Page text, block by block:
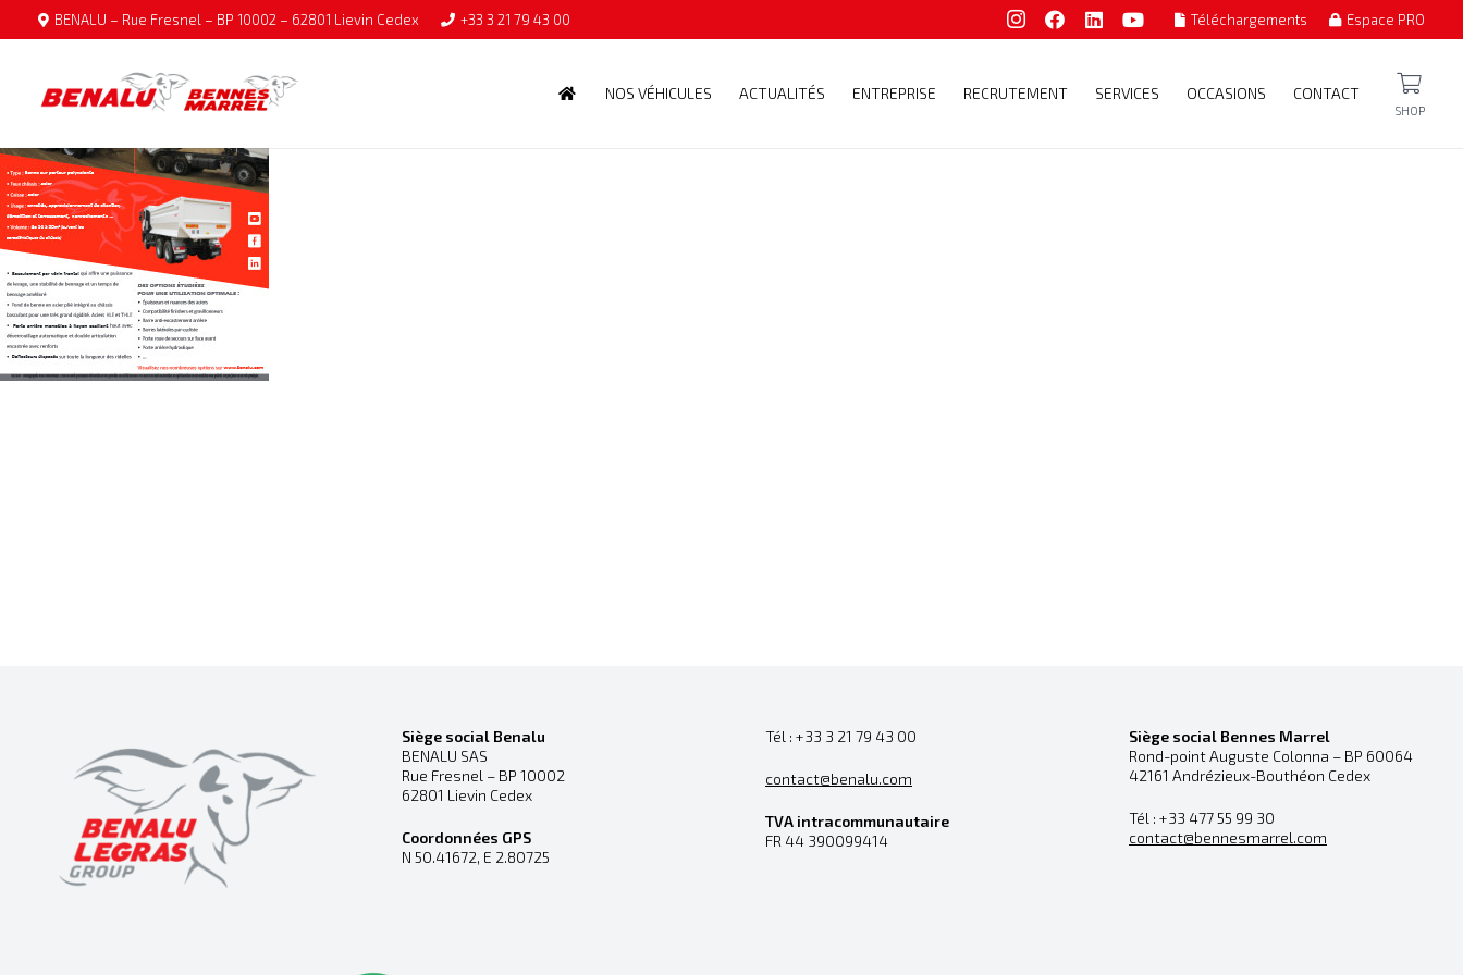
BENALU – Rue Fresnel – BP 10002 – 62801 Lievin Cedex +33 3 21 79 43 00 Téléchargements Espace PRO
NOS VÉHICULES ACTUALITÉS ENTREPRISE RECRUTEMENT SERVICES OCCASIONS CONTACT
SHOP
Siège social Benalu
BENALU SAS
Rue Fresnel – BP 10002
62801 Lievin Cedex
Coordonnées GPS
N 50.41672, E 2.80725
Tél : +33 3 21 79 43 00
contact@benalu.com
TVA intracommunautaire
FR 44 390099414
Siège social Bennes Marrel
Rond-point Auguste Colonna – BP 60064
42161 Andrézieux-Bouthéon Cedex
Tél : +33 477 55 99 30
contact@bennesmarrel.com